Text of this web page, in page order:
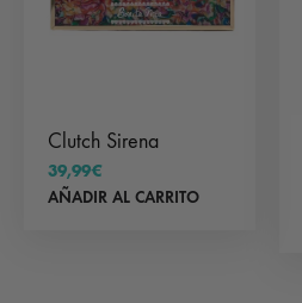
Clutch Sirena
39,99€
AÑADIR AL CARRITO